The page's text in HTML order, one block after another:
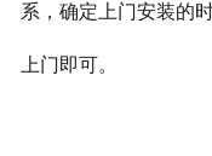
系，确定上门安装的
上门即可。